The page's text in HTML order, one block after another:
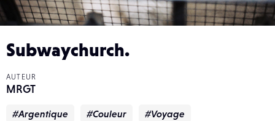
Subwaychurch.
AUTEUR
MRGT
#Argentique #Couleur #Voyage